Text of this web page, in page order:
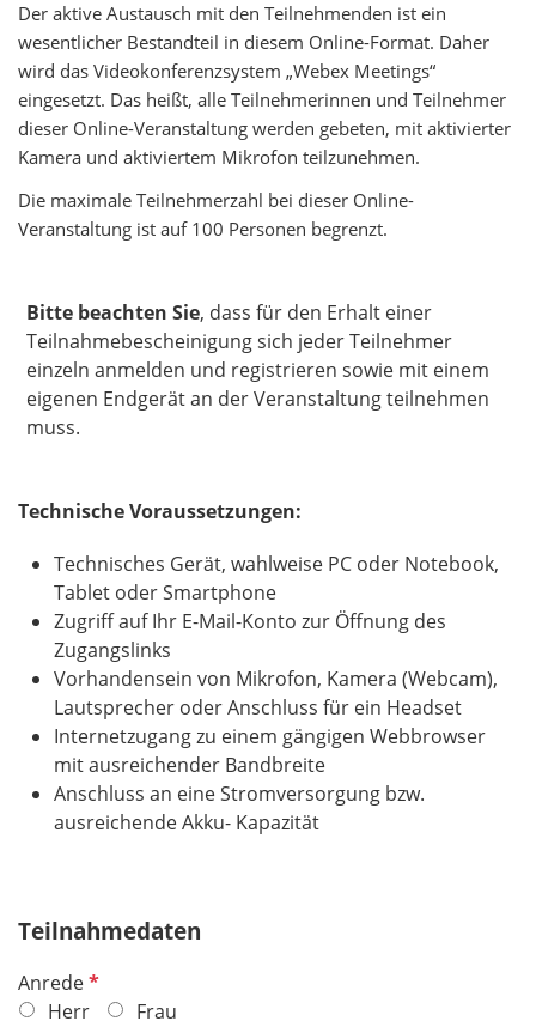
​​​​​​​Der aktive Austausch mit den Teilnehmenden ist ein
wesentlicher Bestandteil in diesem Online-Format. Daher
wird das Videokonferenzsystem „Webex Meetings“
eingesetzt. Das heißt, alle Teilnehmerinnen und Teilnehmer
dieser Online-Veranstaltung werden gebeten, mit aktivierter
Kamera und aktiviertem Mikrofon teilzunehmen.
Die maximale Teilnehmerzahl bei dieser Online-
Veranstaltung ist auf 100 Personen begrenzt.
Bitte beachten Sie, dass für den Erhalt einer
Teilnahmebescheinigung sich jeder Teilnehmer
einzeln anmelden und registrieren sowie mit einem
eigenen Endgerät an der Veranstaltung teilnehmen
muss.
Technische Voraussetzungen:
Technisches Gerät, wahlweise PC oder Notebook,
Tablet oder Smartphone
Zugriff auf Ihr E-Mail-Konto zur Öffnung des
Zugangslinks
Vorhandensein von Mikrofon, Kamera (Webcam),
Lautsprecher oder Anschluss für ein Headset
Internetzugang zu einem gängigen Webbrowser
mit ausreichender Bandbreite
Anschluss an eine Stromversorgung bzw.
ausreichende Akku- Kapazität
Teilnahmedaten
AnredeP
f
Herr Frau